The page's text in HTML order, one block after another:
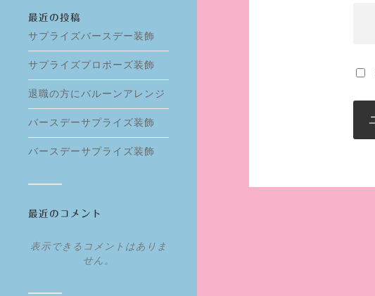
最近の投稿
サプライズバースデー装飾
サプライズプロポーズ装飾
退職の方にバルーンアレンジ
バースデーサプライズ装飾
バースデーサプライズ装飾
最近のコメント
表示できるコメントはありま
せん。